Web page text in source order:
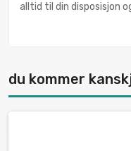
alltid til din disposisjon
du kommer